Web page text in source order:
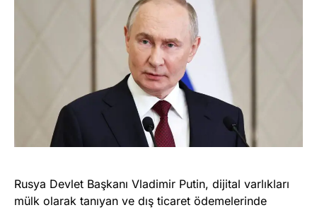
Rusya Devlet Başkanı Vladimir Putin, dijital varlıkları
mülk olarak tanıyan ve dış ticaret ödemelerinde